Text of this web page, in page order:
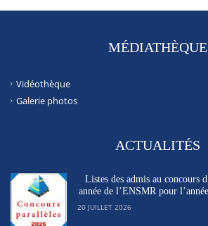
MÉDIATHÈQUE
Vidéothèque
Galerie photos
ACTUALITÉS
Listes des admis au concours
année de l’ENSMR pour
20 JUILLET 2026